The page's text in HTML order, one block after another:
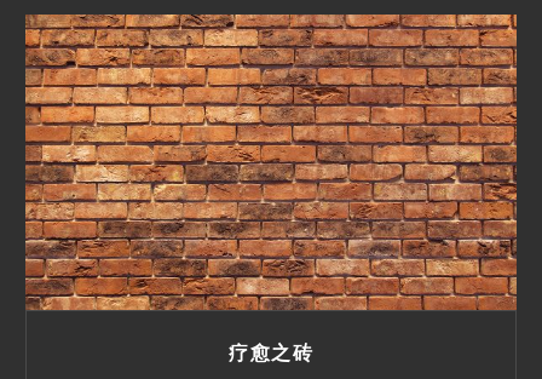
疗愈之砖